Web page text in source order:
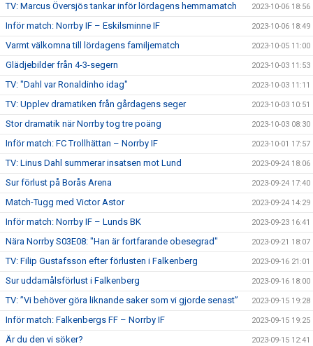
TV: Marcus Översjös tankar inför lördagens hemmamatch 2023-10-06 18:56
Inför match: Norrby IF – Eskilsminne IF 2023-10-06 18:49
Varmt välkomna till lördagens familjematch 2023-10-05 11:00
Glädjebilder från 4-3-segern 2023-10-03 11:53
TV: "Dahl var Ronaldinho idag" 2023-10-03 11:11
TV: Upplev dramatiken från gårdagens seger 2023-10-03 10:51
Stor dramatik när Norrby tog tre poäng 2023-10-03 08:30
Inför match: FC Trollhättan – Norrby IF 2023-10-01 17:57
TV: Linus Dahl summerar insatsen mot Lund 2023-09-24 18:06
Sur förlust på Borås Arena 2023-09-24 17:40
Match-Tugg med Victor Astor 2023-09-24 14:29
Inför match: Norrby IF – Lunds BK 2023-09-23 16:41
Nära Norrby S03E08: "Han är fortfarande obesegrad" 2023-09-21 18:07
TV: Filip Gustafsson efter förlusten i Falkenberg 2023-09-16 21:01
Sur uddamålsförlust i Falkenberg 2023-09-16 18:00
TV: ”Vi behöver göra liknande saker som vi gjorde senast” 2023-09-15 19:28
Inför match: Falkenbergs FF – Norrby IF 2023-09-15 19:25
Är du den vi söker? 2023-09-15 12:41